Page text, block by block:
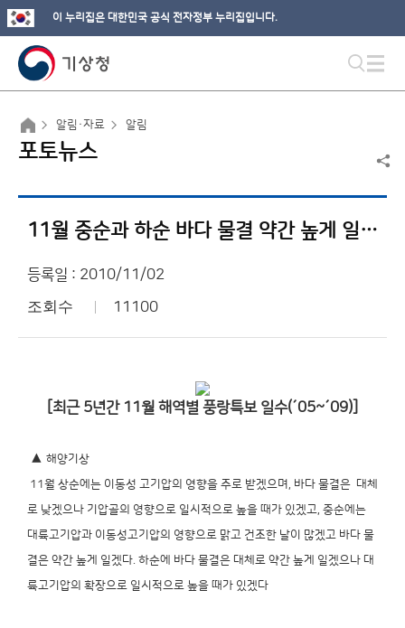
이 누리집은 대한민국 공식 전자정부 누리집입니다.
알림·자료 알림
포토뉴스
11월 중순과 하순 바다 물결 약간 높게 일겠다.
등록일 : 2010/11/02
조회수 11100
[최근 5년간 11월 해역별 풍랑특보 일수(´05~´09)]
▲ 해양기상
11월 상순에는 이동성 고기압의 영향을 주로 받겠으며, 바다 물결은 대체
로 낮겠으나 기압골의 영향으로 일시적으로 높을 때가 있겠고, 중순에는
대륙고기압과 이동성고기압의 영향으로 맑고 건조한 날이 많겠고 바다 물
결은 약간 높게 일겠다. 하순에 바다 물결은 대체로 약간 높게 일겠으나 대
륙고기압의 확장으로 일시적으로 높을 때가 있겠다